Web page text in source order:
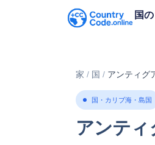
国
家 / 国 / アンティグ
国・カリブ海・島国
アンテ